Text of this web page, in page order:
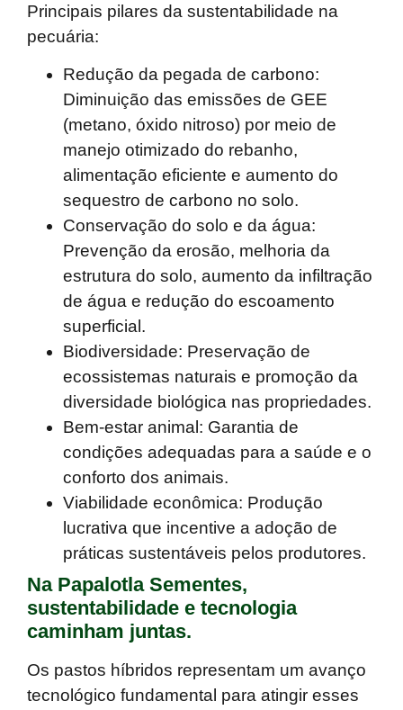
Principais pilares da sustentabilidade na
pecuária:
Redução da pegada de carbono:
Diminuição das emissões de GEE
(metano, óxido nitroso) por meio de
manejo otimizado do rebanho,
alimentação eficiente e aumento do
sequestro de carbono no solo.
Conservação do solo e da água:
Prevenção da erosão, melhoria da
estrutura do solo, aumento da infiltração
de água e redução do escoamento
superficial.
Biodiversidade: Preservação de
ecossistemas naturais e promoção da
diversidade biológica nas propriedades.
Bem-estar animal: Garantia de
condições adequadas para a saúde e o
conforto dos animais.
Viabilidade econômica: Produção
lucrativa que incentive a adoção de
práticas sustentáveis pelos produtores.
Na Papalotla Sementes,
sustentabilidade e tecnologia
caminham juntas.
Os pastos híbridos representam um avanço
tecnológico fundamental para atingir esses